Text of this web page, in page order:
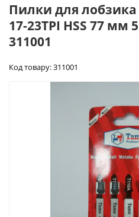
Пилки для лобзика
17-23TPI HSS 77 мм
311001
Код товару: 311001